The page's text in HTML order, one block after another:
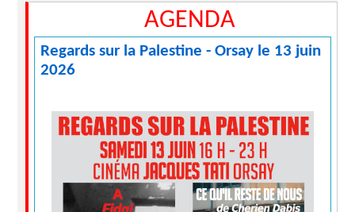
AGENDA
Regards sur la Palestine - Orsay le 13 juin
2026